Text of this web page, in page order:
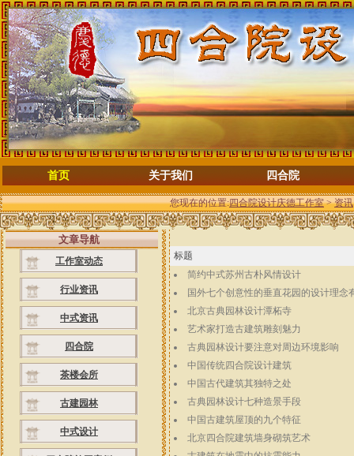
首页 关于我们 四合院
您现在的位置:四合院设计庆德工作室>资讯
文章导航
工作室动态
行业资讯
中式资讯
四合院
茶楼会所
古建园林
中式设计
标题
简约中式苏州古朴风情设计
国外七个创意性的垂直花园的设计理念
北京古典园林设计潭柘寺
艺术家打造古建筑雕刻魅力
古典园林设计要注意对周边环境影响
中国传统四合院设计建筑
中国古代建筑其独特之处
古典园林设计七种造景手段
中国古建筑屋顶的九个特征
北京四合院建筑墙身砌筑艺术